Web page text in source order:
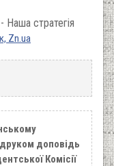
Наша стратегія
Zn.ua
доповідь
Комісії